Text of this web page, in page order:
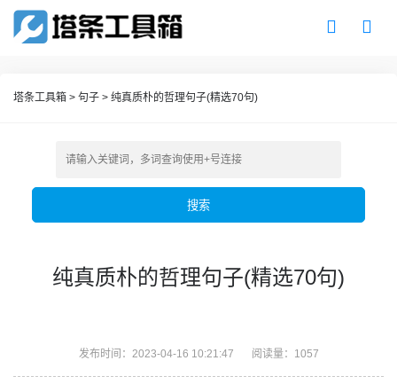
塔条工具箱 > 句子 > 纯真质朴的哲理句子(精选70句)
搜索
纯真质朴的哲理句子(精选70句)
发布时间：2023-04-16 10:21:47 阅读量：1057